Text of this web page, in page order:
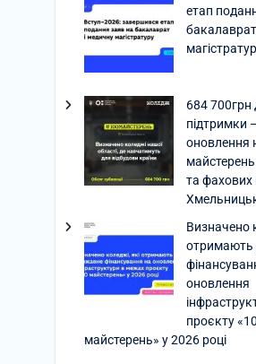
етап
684 700грн
підтримки
оновлення
та фахових
Визначено
отримають
оновлення
проєкту
майстерень» у 2026 році